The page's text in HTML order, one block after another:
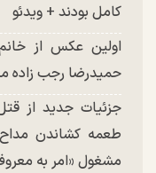
کامل بودند + ویدئو
حمیدرضا رجب زاده
جزئیات جدید از
مشغول «امر به